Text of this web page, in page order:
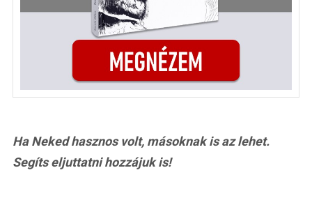
Ha Neked hasznos volt, másoknak is az lehet.
Segíts eljuttatni hozzájuk is!